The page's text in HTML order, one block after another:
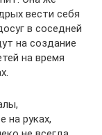
вести себя
в соседней
на создание
на время
на руках,